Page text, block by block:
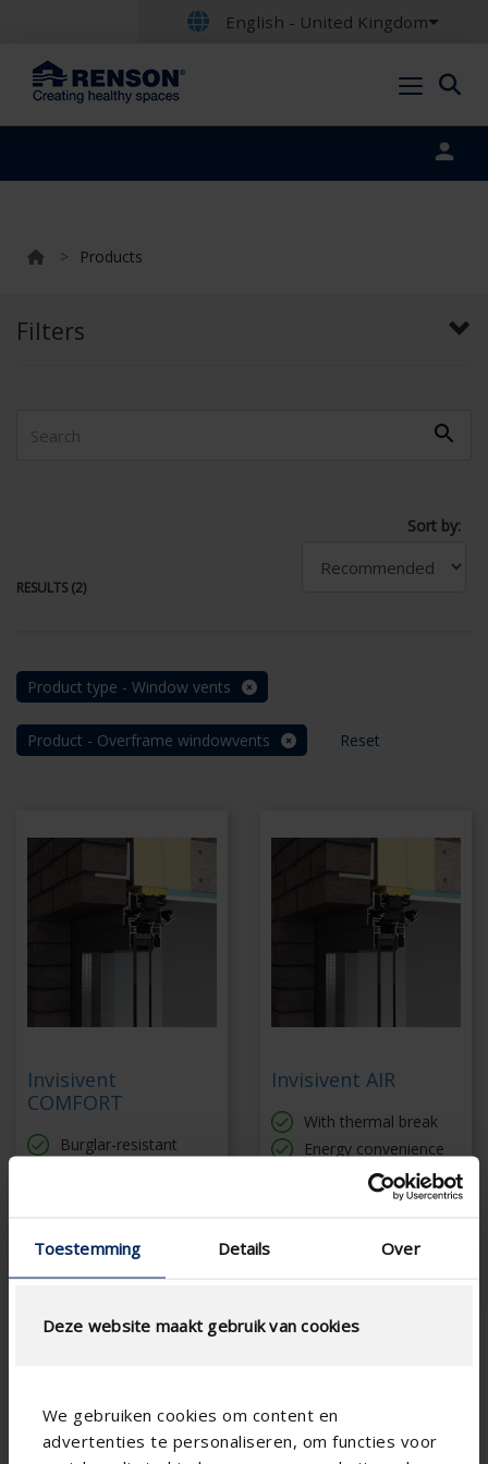
Toestemming Details Over
Deze website maakt gebruik van cookies
We gebruiken cookies om content en
advertenties te personaliseren, om functies voor
English - United Kingdom
> Products
Filters
RESULTS (2)
Sort by:
Product type - Window vents
Product - Overframe windowvents Reset
Invisivent
COMFORT
Burglar-resistant
Optional High-Rise
Invisivent AIR
With thermal break
Energy convenience
Aesthetic window
profile solution